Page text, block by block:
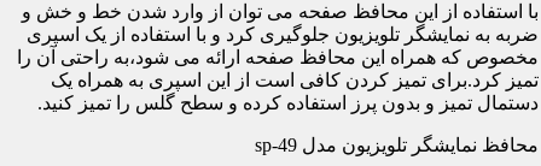
با استفاده از این محافظ صفحه می توان از وارد شدن خط و خش و
ضربه به نمایشگر تلویزیون جلوگیری کرد و با استفاده از یک اسپری
مخصوص که همراه این محافظ صفحه ارائه می شود،به راحتی آن را
تمیز کرد.برای تمیز کردن کافی است از این اسپری به همراه یک
دستمال تمیز و بدون پرز استفاده کرده و سطح گلس را تمیز کنید.
محافظ نمایشگر تلویزیون مدل sp-49